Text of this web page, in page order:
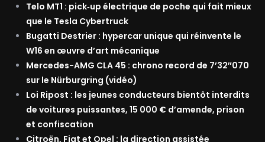
Telo MT1 : pick‑up électrique de poche qui fait mieux
que le Tesla Cybertruck
Bugatti Destrier : hypercar unique qui réinvente le
W16 en œuvre d’art mécanique
Mercedes-AMG CLA 45 : chrono record de 7’32″070
sur le Nürburgring (vidéo)
Loi Ripost : les jeunes conducteurs bientôt interdits
de voitures puissantes, 15 000 € d’amende, prison
et confiscation
Citroën, Fiat et Opel : la direction assistée